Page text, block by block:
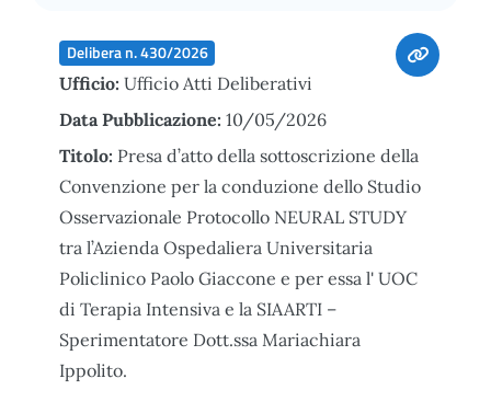
Delibera n. 430/2026
Ufficio: Ufficio Atti Deliberativi
Data Pubblicazione: 10/05/2026
Titolo: Presa d’atto della sottoscrizione della
Convenzione per la conduzione dello Studio
Osservazionale Protocollo NEURAL STUDY
tra l’Azienda Ospedaliera Universitaria
Policlinico Paolo Giaccone e per essa l' UOC
di Terapia Intensiva e la SIAARTI –
Sperimentatore Dott.ssa Mariachiara
Ippolito.